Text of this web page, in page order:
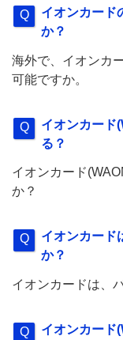
イオンカード
か？
海外で、イオンカ
可能ですか。
イオンカード
る？
イオンカード
か？
イオンカード
か？
イオンカードは、
イオンカード